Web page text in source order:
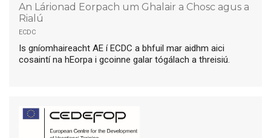
An Lárionad Eorpach um Ghalair a Chosc agus a
Rialú
ecdc
Is gníomhaireacht AE í ECDC a bhfuil mar aidhm aici
cosaintí na hEorpa i gcoinne galar tógálach a threisiú.